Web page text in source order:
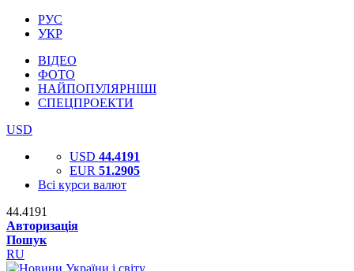
РУС
УКР
ВІДЕО
ФОТО
НАЙПОПУЛЯРНІШІ
СПЕЦПРОЕКТИ
USD
USD 44.4191
EUR 51.2905
Всі курси валют
44.4191
Авторизація
Пошук
RU